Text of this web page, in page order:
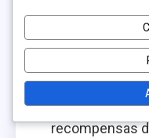
Artículos
únicas
Códigos de
Roblox:
recompensas